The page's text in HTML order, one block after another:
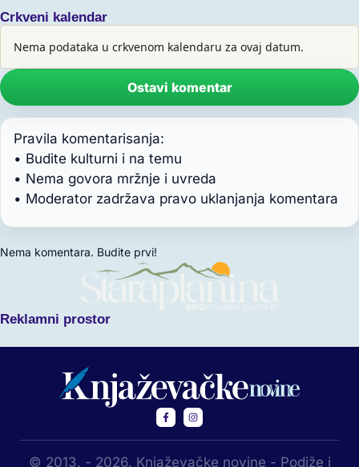
Crkveni kalendar
Nema podataka u crkvenom kalendaru za ovaj datum.
Ostavi komentar
Pravila komentarisanja:
• Budite kulturni i na temu
• Nema govora mržnje i uvreda
• Moderator zadržava pravo uklanjanja komentara
Nema komentara. Budite prvi!
Reklamni prostor
© 2013. - 2026. Knjaževačke novine - Podiže i